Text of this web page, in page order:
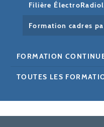
Filière
Formation cadres
FORMATION
TOUTES LES